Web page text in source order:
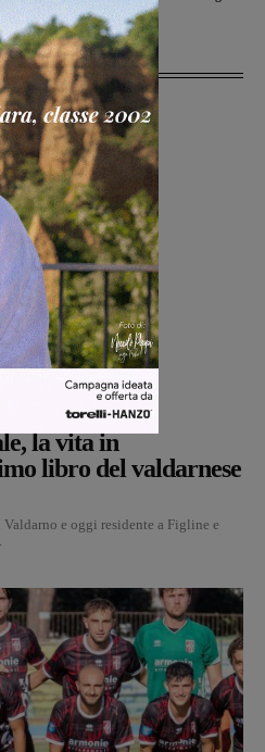
la vita in
libro del valdarnese
e oggi residente a Figline e